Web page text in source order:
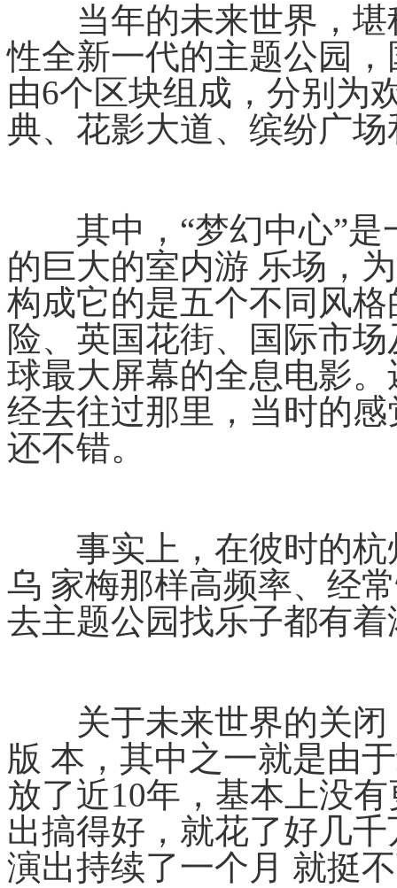
当年的未来世界，堪
性全新一代的主题公园
由6个区块组成，分别为
典、花影大道、缤纷广
其中，“梦幻中心”是
的巨大的室内游 乐场，
构成它的是五个不同风
险、英国花街、国际市
球最大屏幕的全息电影
经去往过那里，当时的
还不错。
事实上，在彼时的杭
乌 家梅那样高频率、经
去主题公园找乐子都有
关于未来世界的关闭
版 本，其中之一就是由
放了近10年，基本上没
出搞得好，就花了好几
演出持续了一个月 就挺